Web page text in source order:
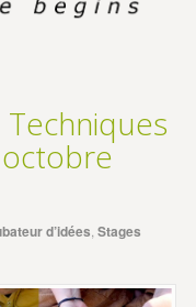
Techniques
d’idées Stages